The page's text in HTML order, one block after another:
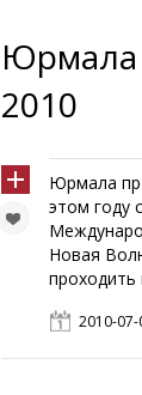
Юрмала
2010
Юрмала
этом году
Новая
проходить
2010-